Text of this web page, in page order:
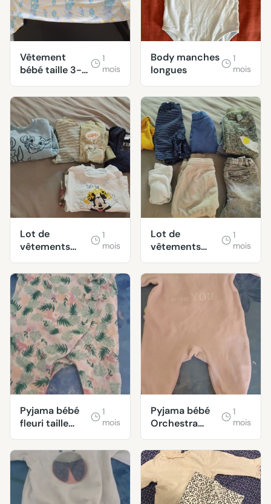
Vêtement
bébé taille 3-6
mois
1
mois
Body manches
longues
1
mois
Lot de
vêtements
bébé 6-12
mois
1
mois
Lot de
vêtements
enfant taille
12-24 mois
1
mois
Pyjama bébé
fleuri taille
naissance
1
mois
Pyjama bébé
Orchestra
taille 3-6 mois
1
mois